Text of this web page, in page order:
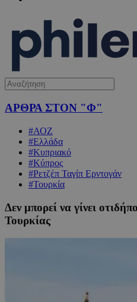
ΑΡΘΡΑ ΣΤΟΝ "Φ"
#ΑΟΖ
#Ελλάδα
#Κυπριακό
#Κύπρος
#Ρετζέπ Ταγίπ Ερντογάν
#Τουρκία
Δεν μπορεί να γίνει
Τουρκίας